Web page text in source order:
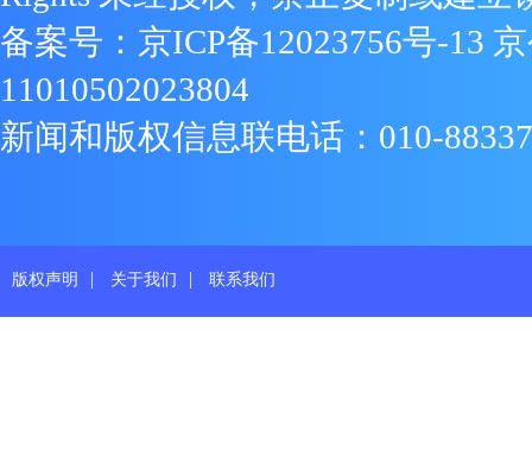
备案号： 京ICP备12023756号-13
11010502023804
新闻和版权信息联电话：010-
版权声明 | 关于我们 | 联系我们